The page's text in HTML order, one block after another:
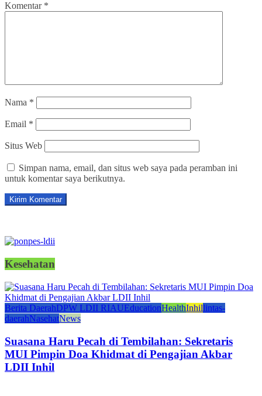
Komentar *
Nama *
Email *
Situs Web
Simpan nama, email, dan situs web saya pada peramban ini
untuk komentar saya berikutnya.
Kesehatan
Berita DaerahDPW LDII RIAUEducationHealthInhillintas-
daerahNasehatNews
Suasana Haru Pecah di Tembilahan: Sekretaris
MUI Pimpin Doa Khidmat di Pengajian Akbar
LDII Inhil